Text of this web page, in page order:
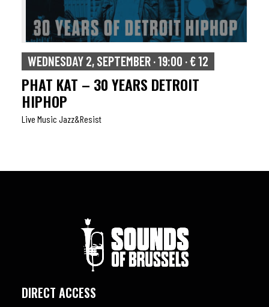
WEDNESDAY 2, SEPTEMBER · 19:00 · € 12
PHAT KAT – 30 YEARS DETROIT
HIPHOP
Live Music Jazz&resist
DIRECT ACCESS